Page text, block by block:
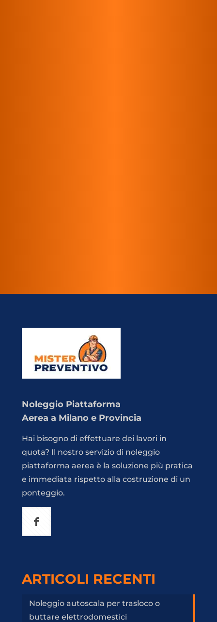
Noleggio Piattaforma
Aerea a Milano e Provincia
Hai bisogno di effettuare dei lavori in
quota? Il nostro servizio di noleggio
piattaforma aerea è la soluzione più pratica
e immediata rispetto alla costruzione di un
ponteggio.
ARTICOLI RECENTI
Noleggio autoscala per trasloco o
buttare elettrodomestici